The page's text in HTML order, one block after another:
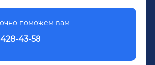
поможем вам
43-58